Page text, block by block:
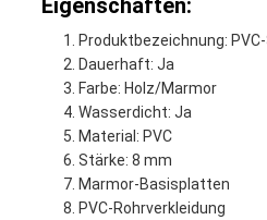
Eigenschaften:
Produktbezeichnung:
Dauerhaft: Ja
Farbe: Holz/Marmor
Wasserdicht: Ja
Material: PVC
Stärke: 8 mm
Marmor-Basisplatten
PVC-Rohrverkleidung